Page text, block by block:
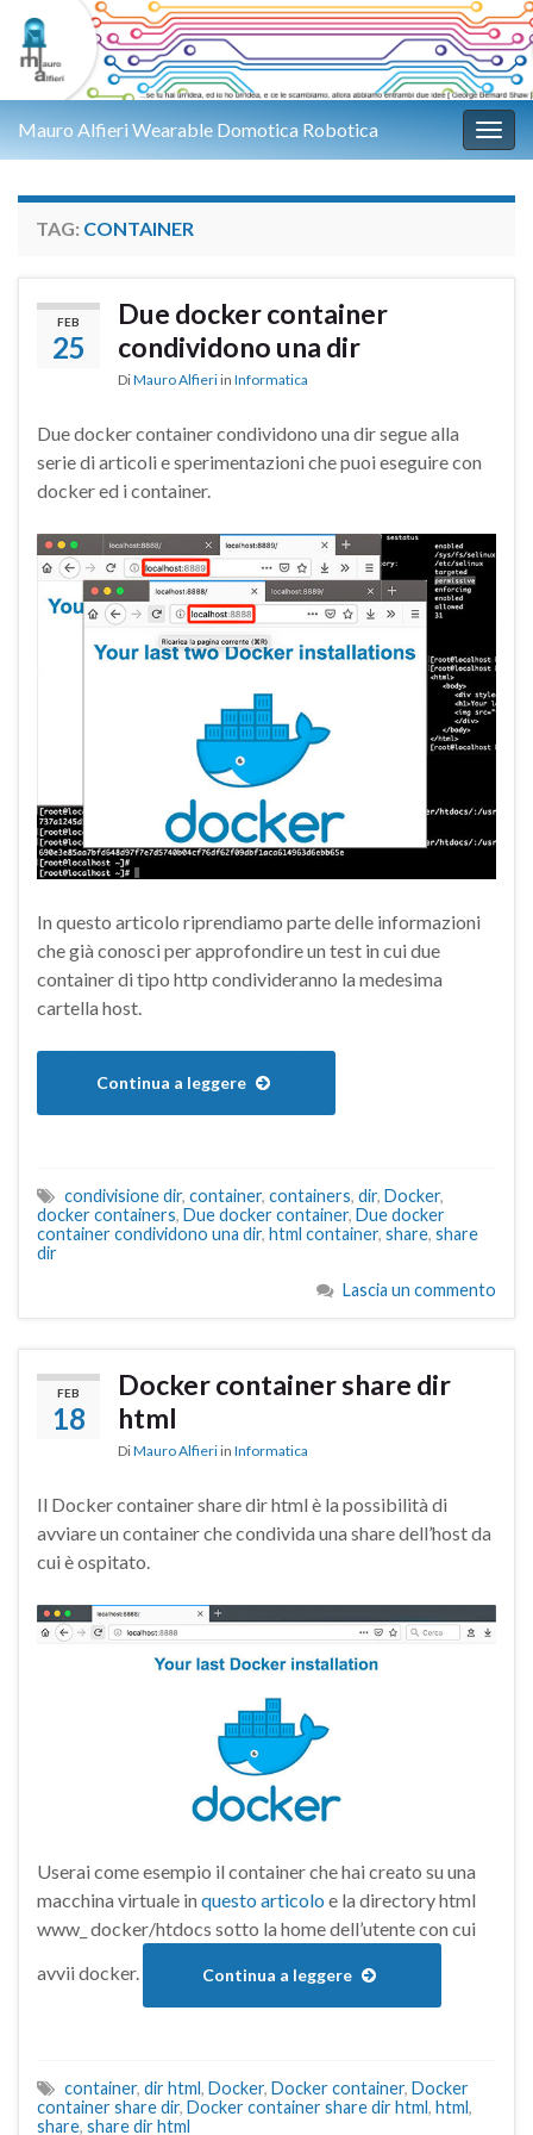
Mauro Alfieri Wearable Domotica Robotica
TAG: CONTAINER
FEB
25
Due docker container
condividono una dir
DiMauro Alfieri in Informatica
Due docker container condividono una dir segue alla
serie di articoli e sperimentazioni che puoi eseguire con
docker ed i container.
In questo articolo riprendiamo parte delle informazioni
che già conosci per approfondire un test in cui due
container di tipo http condivideranno la medesima
cartella host.
Continua a leggere
condivisione dir, container, containers, dir, Docker,
docker containers, Due docker container, Due docker
container condividono una dir, html container, share, share
dir
Lascia un commento
FEB
18
Docker container share dir
html
DiMauro Alfieri in Informatica
Il Docker container share dir html è la possibilità di
avviare un container che condivida una share dell’host da
cui è ospitato.
Userai come esempio il container che hai creato su una
macchina virtuale in questo articolo e la directory html
www_ docker/htdocs sotto la home dell’utente con cui
avvii docker.
Continua a leggere
container, dir html, Docker, Docker container, Docker
container share dir, Docker container share dir html, html,
share, share dir html